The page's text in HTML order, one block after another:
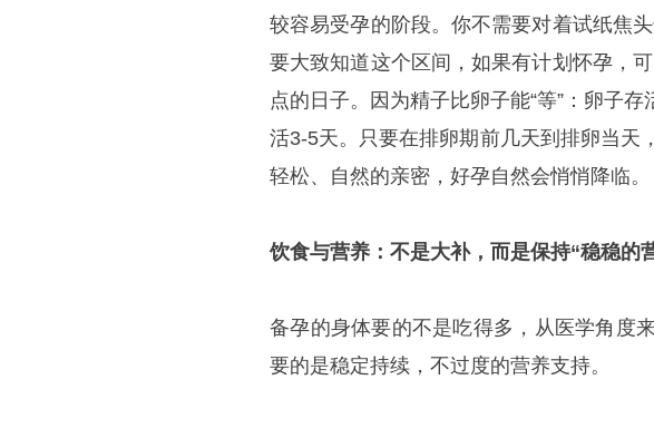
较容易受孕的阶段。你不需要对着试纸焦
要大致知道这个区间，如果有计划怀孕，
点的日子。因为精子比卵子能“等”：卵子
活3-5天。只要在排卵期前几天到排卵当天
轻松、自然的亲密，好孕自然会悄悄降临。
饮食与营养：不是大补，而是保持“稳稳的
备孕的身体要的不是吃得多，从医学角度
要的是稳定持续，不过度的营养支持。